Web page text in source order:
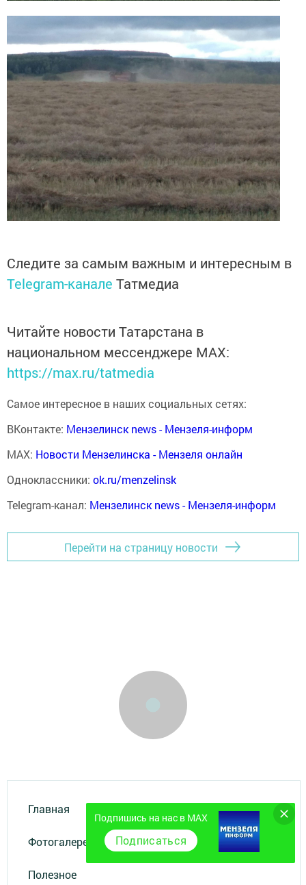
Следите за самым важным и интересным в
Telegram-канале Татмедиа
Читайте новости Татарстана в
национальном мессенджере MАХ:
https://max.ru/tatmedia
Самое интересное в наших социальных сетях:
ВКонтакте: Мензелинск news - Мензеля-информ
MAX: Новости Мензелинска - Мензеля онлайн
Одноклассники: ok.ru/menzelinsk
Telegram-канал: Мензелинск news - Мензеля-информ
Перейти на страницу новости
Главная
Фотогалереи
Полезное
Подпишись на нас в MAX
Подписаться